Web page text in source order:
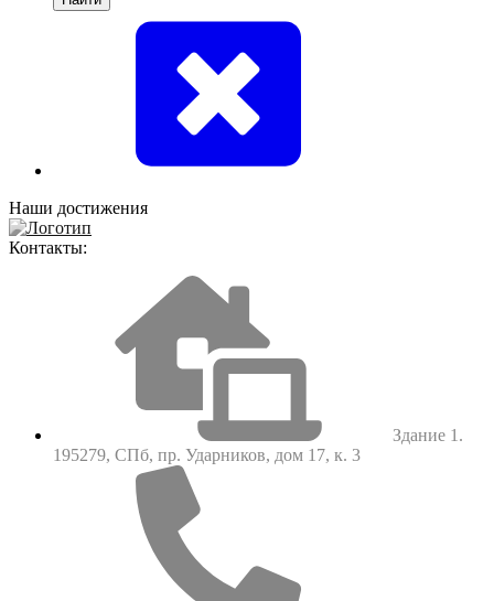
Наши достижения
Контакты:
Здание 1.
195279, СПб, пр. Ударников, дом 17, к. 3